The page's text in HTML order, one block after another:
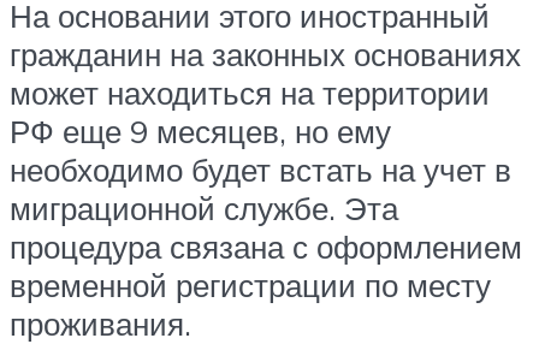
На основании этого иностранный
гражданин на законных основаниях
может находиться на территории
РФ еще 9 месяцев, но ему
необходимо будет встать на учет в
миграционной службе. Эта
процедура связана с оформлением
временной регистрации по месту
проживания.